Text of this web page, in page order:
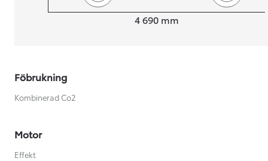
Nya Corolla Cross
4 690 mm
Föbrukning
Kombinerad Co2
Motor
Effekt